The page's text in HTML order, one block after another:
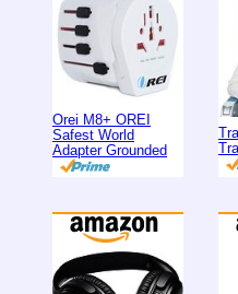
Orei M8+ OREI
Safest World
Adapter Grounded